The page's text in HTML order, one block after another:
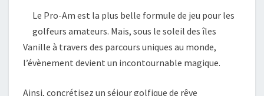
Le Pro-Am est la plus belle formule de jeu pour les
golfeurs amateurs. Mais, sous le soleil des îles
Vanille à travers des parcours uniques au monde,
l’évènement devient un incontournable magique.
Ainsi, concrétisez un séjour golfique de rêve